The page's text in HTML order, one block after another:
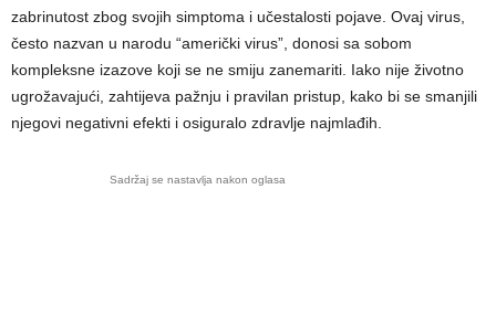
zabrinutost zbog svojih simptoma i učestalosti pojave. Ovaj virus,
često nazvan u narodu “američki virus”, donosi sa sobom
kompleksne izazove koji se ne smiju zanemariti. Iako nije životno
ugrožavajući, zahtijeva pažnju i pravilan pristup, kako bi se smanjili
njegovi negativni efekti i osiguralo zdravlje najmlađih.
Sadržaj se nastavlja nakon oglasa